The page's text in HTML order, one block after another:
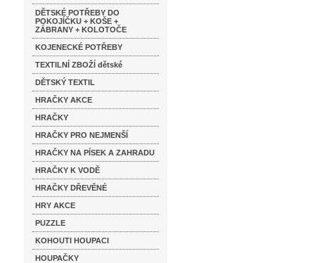
DĚTSKÉ POTŘEBY DO
POKOJÍČKU + KOŠE +
ZÁBRANY + KOLOTOČE
KOJENECKÉ POTŘEBY
TEXTILNÍ ZBOŽÍ dětské
DĚTSKÝ TEXTIL
HRAČKY AKCE
HRAČKY
HRAČKY PRO NEJMENŠÍ
HRAČKY NA PÍSEK A ZAHRADU
HRAČKY K VODĚ
HRAČKY DŘEVĚNÉ
HRY AKCE
PUZZLE
KOHOUTI HOUPACI
HOUPAČKY